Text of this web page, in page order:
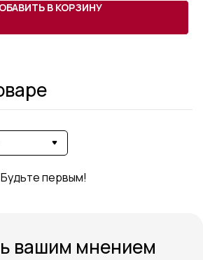
В КОРЗИНУ
первым!
вашим мнением